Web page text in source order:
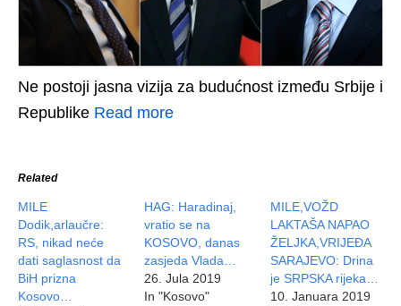
Ne postoji jasna vizija za budućnost između Srbije i
Republike Read more
Related
MILE
Dodik,arlaučre:
RS, nikad neće
dati saglasnost da
BiH prizna
Kosovo…
HAG: Haradinaj,
vratio se na
KOSOVO, danas
zasjeda Vlada…
26. Jula 2019
In "Kosovo"
MILE,VOŽD
LAKTAŠA NAPAO
ŽELJKA,VRIJEĐA
SARAJEVO: Drina
je SRPSKA rijeka…
10. Januara 2019